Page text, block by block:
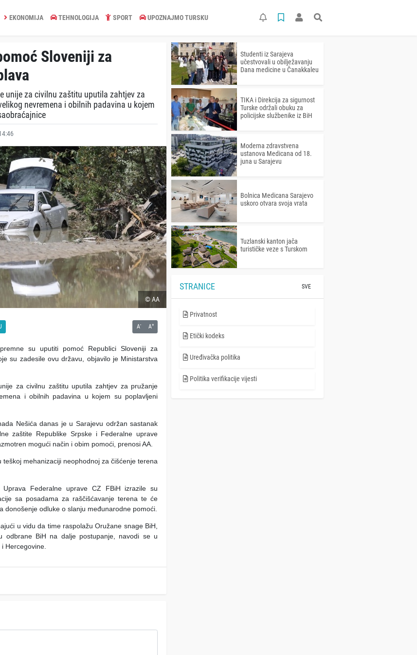
EKONOMIJA TEHNOLOGIJA SPORT UPOZNAJMO TURSKU
Sloveniji za
unije za civilnu zaštitu uputila zahtjev za
nevremena i obilnih padavina u kojem
© AA
A- A+
su uputiti pomoć Republici Sloveniji za
su zadesile ovu državu, objavilo je Ministarstva
za civilnu zaštitu uputila zahtjev za pružanje
i obilnih padavina u kojem su poplavljeni
Nešića danas je u Sarajevu održan sastanak
zaštite Republike Srpske i Federalne uprave
mogući način i obim pomoći, prenosi AA.
mehanizaciji neophodnoj za čišćenje terena
Federalne uprave CZ FBiH izrazile su
sa posadama za raščišćavanje terena te će
donošenje odluke o slanju međunarodne pomoći.
u vidu da time raspolažu Oružane snage BiH,
odbrane BiH na dalje postupanje, navodi se u
Hercegovine.
Studenti iz Sarajeva
učestvovali u obilježavanju
Dana medicine u Čanakkaleu
TIKA i Direkcija za sigurnost
Turske održali obuku za
policijske službenike iz BiH
Moderna zdravstvena
ustanova Medicana od 18.
juna u Sarajevu
Bolnica Medicana Sarajevo
uskoro otvara svoja vrata
Tuzlanski kanton jača
turističke veze s Turskom
STRANICE SVE
Privatnost
Etički kodeks
Uređivačka politika
Politika verifikacije vijesti